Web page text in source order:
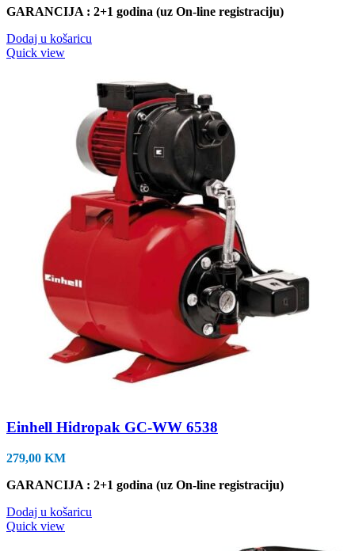
GARANCIJA : 2+1 godina (uz On-line registraciju)
Dodaj u košaricu
Quick view
Einhell Hidropak GC-WW 6538
279,00 KM
GARANCIJA : 2+1 godina (uz On-line registraciju)
Dodaj u košaricu
Quick view